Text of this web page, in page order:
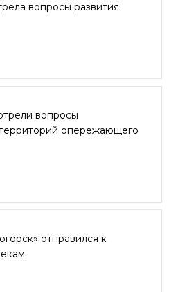
вопросы развития
вопросы
опережающего
отправился к